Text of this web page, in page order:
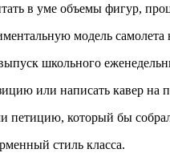
в уме объемы фигур,
модель самолета
школьного
или написать кавер на
который бы
стиль класса.